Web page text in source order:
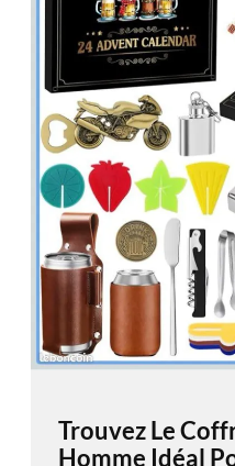
Trouvez Le
Homme Idéal